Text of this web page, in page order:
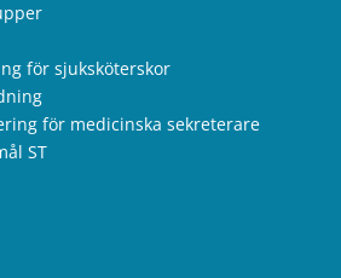
för sjuksköterskor
för medicinska sekreterare
ST